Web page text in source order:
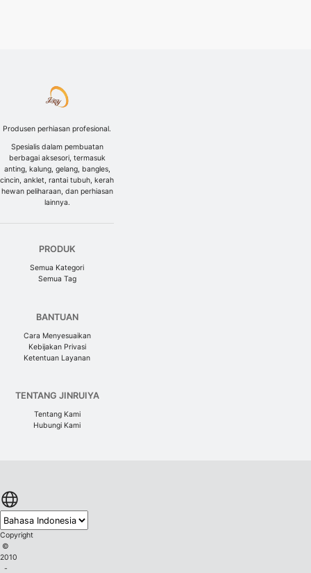
Produsen perhiasan profesional.
Spesialis dalam pembuatan
berbagai aksesori, termasuk
anting, kalung, gelang, bangles,
cincin, anklet, rantai tubuh, kerah
hewan peliharaan, dan perhiasan
lainnya.
PRODUK
Semua Kategori
Semua Tag
BANTUAN
Cara Menyesuaikan
Kebijakan Privasi
Ketentuan Layanan
TENTANG JINRUIYA
Tentang Kami
Hubungi Kami
Copyright
©
2010
-